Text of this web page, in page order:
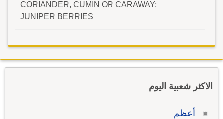
CORIANDER, CUMIN OR CARAWAY;
JUNIPER BERRIES
الاكثر شعبية اليوم
أعظم